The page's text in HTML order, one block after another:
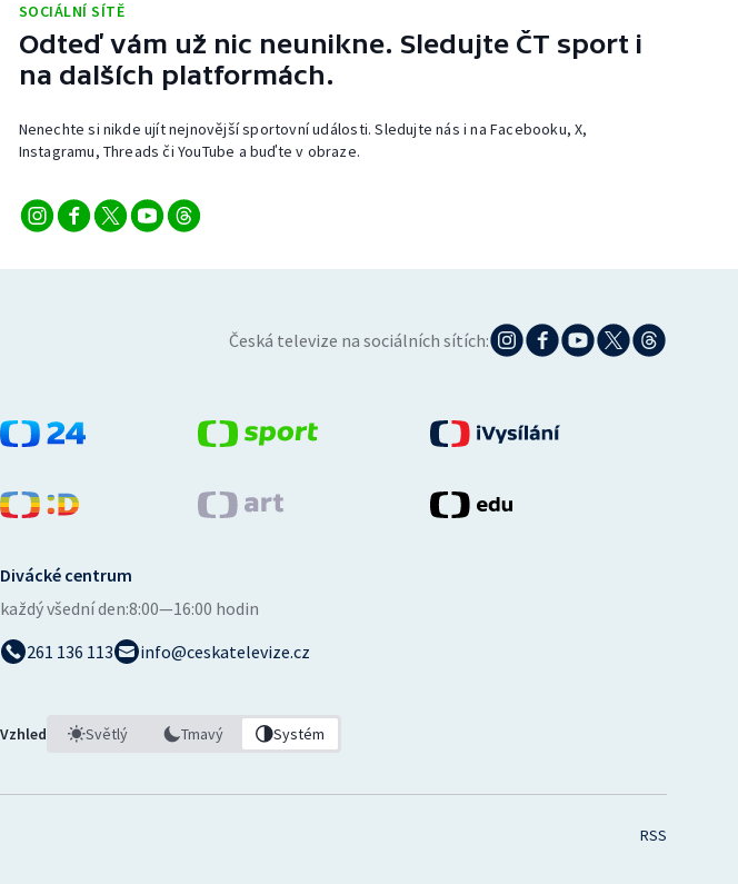
SOCIÁLNÍ SÍTĚ
Odteď vám už nic neunikne. Sledujte ČT sport i
na dalších platformách.
Nenechte si nikde ujít nejnovější sportovní události. Sledujte nás i na Facebooku, X,
Instagramu, Threads či YouTube a buďte v obraze.
Česká televize na sociálních sítích:
Divácké centrum
každý všední den:8:00—16:00 hodin
261 136 113
info@ceskatelevize.cz
Vzhled Světlý Tmavý Systém
RSS